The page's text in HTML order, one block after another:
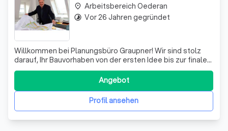
Willkommen bei Planungsbüro Graupner! Wir sind stolz
darauf, Ihr Bauvorhaben von der ersten Idee bis zur finalen
Umsetzung ganzheitlich zu begleiten. Mit über 40 Jahren
Erfahrung in der Branche bringen wir nicht nur Fachwissen,
sondern auch ein umfangreiches Netzwerk von
Ingenieuren und Behörden mit
Profil ansehen
Angebot
place Arbeitsbereich Oederan
timelapse Vor 26 Jahren gegründet